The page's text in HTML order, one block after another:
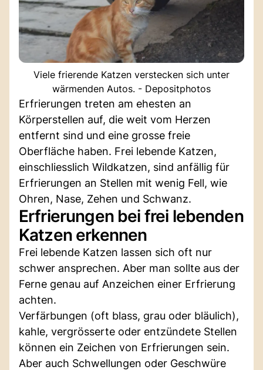
Viele frierende Katzen verstecken sich unter
wärmenden Autos. - Depositphotos
Erfrierungen treten am ehesten an
Körperstellen auf, die weit vom Herzen
entfernt sind und eine grosse freie
Oberfläche haben. Frei lebende Katzen,
einschliesslich Wildkatzen, sind anfällig für
Erfrierungen an Stellen mit wenig Fell, wie
Ohren, Nase, Zehen und Schwanz.
Erfrierungen bei frei lebenden
Katzen erkennen
Frei lebende Katzen lassen sich oft nur
schwer ansprechen. Aber man sollte aus der
Ferne genau auf Anzeichen einer Erfrierung
achten.
Verfärbungen (oft blass, grau oder bläulich),
kahle, vergrösserte oder entzündete Stellen
können ein Zeichen von Erfrierungen sein.
Aber auch Schwellungen oder Geschwüre